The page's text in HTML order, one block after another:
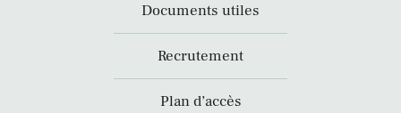
Documents utiles
Recrutement
Plan d’accès